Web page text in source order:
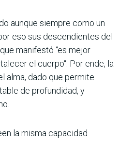
aunque siempre como un
eso sus descendientes del
manifestó “es mejor
el cuerpo“. Por ende, la
alma, dado que permite
de profundidad, y
la misma capacidad